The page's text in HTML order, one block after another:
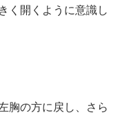
く開くように意識し
胸の方に戻し、さら